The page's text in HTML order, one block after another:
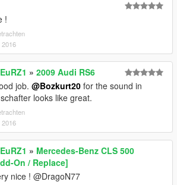
!
2016
» 2009 Audi RS6
job. @Bozkurt20 for the sound in
looks like great.
2016
» Mercedes-Benz CLS 500
On / Replace]
nice ! @DragoN77